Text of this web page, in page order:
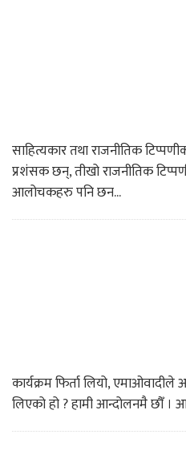
साहित्यकार तथा राजनीतिक
प्रशंसक छन्, तीखो राजनीतिक
आलोचकहरु पनि छन...
कार्यक्रम फिर्ता लियो,
लिएको हो ? हामी आन्दोलनमै छौँ ।